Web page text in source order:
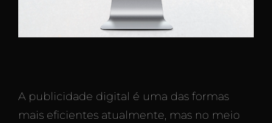
A publicidade digital é uma das formas
mais eficientes atualmente, mas no meio